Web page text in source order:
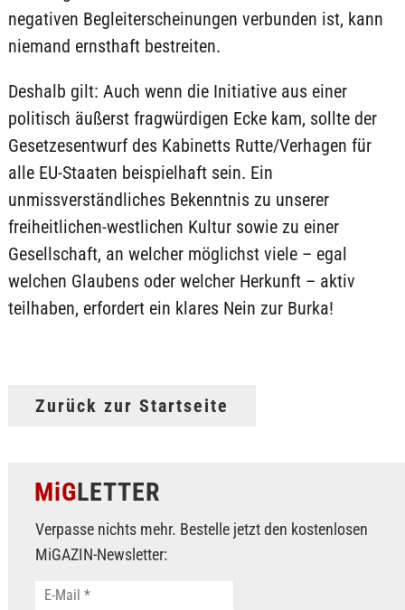
negativen Begleiterscheinungen verbunden ist, kann
niemand ernsthaft bestreiten.
Deshalb gilt: Auch wenn die Initiative aus einer
politisch äußerst fragwürdigen Ecke kam, sollte der
Gesetzesentwurf des Kabinetts Rutte/Verhagen für
alle EU-Staaten beispielhaft sein. Ein
unmissverständliches Bekenntnis zu unserer
freiheitlichen-westlichen Kultur sowie zu einer
Gesellschaft, an welcher möglichst viele – egal
welchen Glaubens oder welcher Herkunft – aktiv
teilhaben, erfordert ein klares Nein zur Burka!
Zurück zur Startseite
MiGLETTER
Verpasse nichts mehr. Bestelle jetzt den kostenlosen
MiGAZIN-Newsletter: